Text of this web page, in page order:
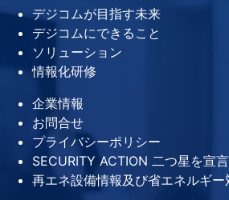
デジコムが目指す未来
デジコムにできること
ソリューション
情報化研修
企業情報
お問合せ
プライバシーポリシー
SECURITY ACTION 二つ星を宣
再エネ設備情報及び省エネルギ